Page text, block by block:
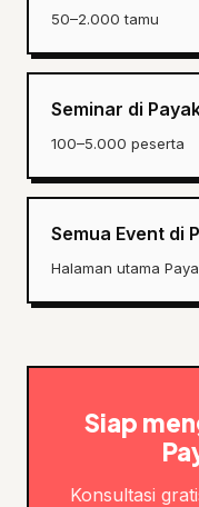
50–2.000 tamu
Seminar di
100–5.000 peserta
Semua Event di
Halaman utama
Siap
Konsultasi